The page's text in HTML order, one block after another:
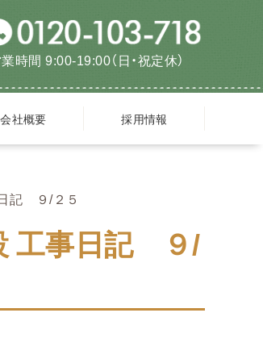
時間 9:00-19:00（日・祝定休）
会社概要 採用情報
記 ９/２５
工事日記 ９/